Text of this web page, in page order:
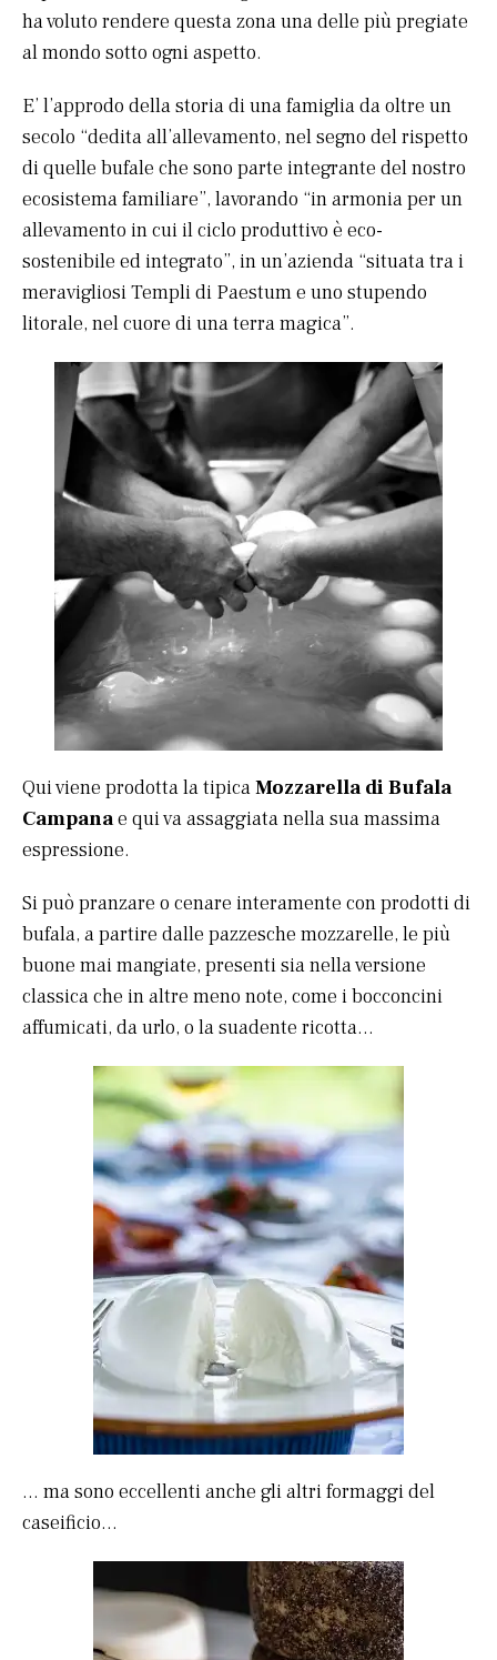
ha voluto rendere questa zona una delle più pregiate
al mondo sotto ogni aspetto.
E’ l’approdo della storia di una famiglia da oltre un
secolo “dedita all’allevamento, nel segno del rispetto
di quelle bufale che sono parte integrante del nostro
ecosistema familiare”, lavorando “in armonia per un
allevamento in cui il ciclo produttivo è eco-
sostenibile ed integrato”, in un’azienda “situata tra i
meravigliosi Templi di Paestum e uno stupendo
litorale, nel cuore di una terra magica”.
Qui viene prodotta la tipicaMozzarella di Bufala
Campanae qui va assaggiata nella sua massima
espressione.
Si può pranzare o cenare interamente con prodotti di
bufala, a partire dalle pazzesche mozzarelle, le più
buone mai mangiate, presenti sia nella versione
classica che in altre meno note, come i bocconcini
affumicati, da urlo, o la suadente ricotta…
… ma sono eccellenti anche gli altri formaggi del
caseificio…